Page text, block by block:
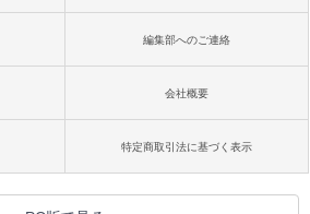
編集部へのご連絡
会社概要
特定商取引法に基づく表示